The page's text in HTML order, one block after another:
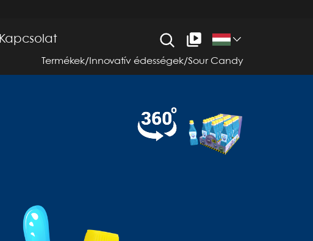
Kapcsolat
Termékek/ Innovatív édességek/Sour Candy